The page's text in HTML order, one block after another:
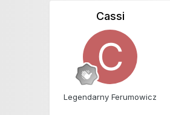
Cassi
Legendarny Ferumowicz